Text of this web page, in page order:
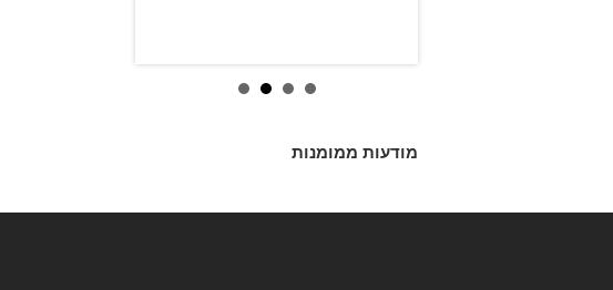
מודעות ממומנות